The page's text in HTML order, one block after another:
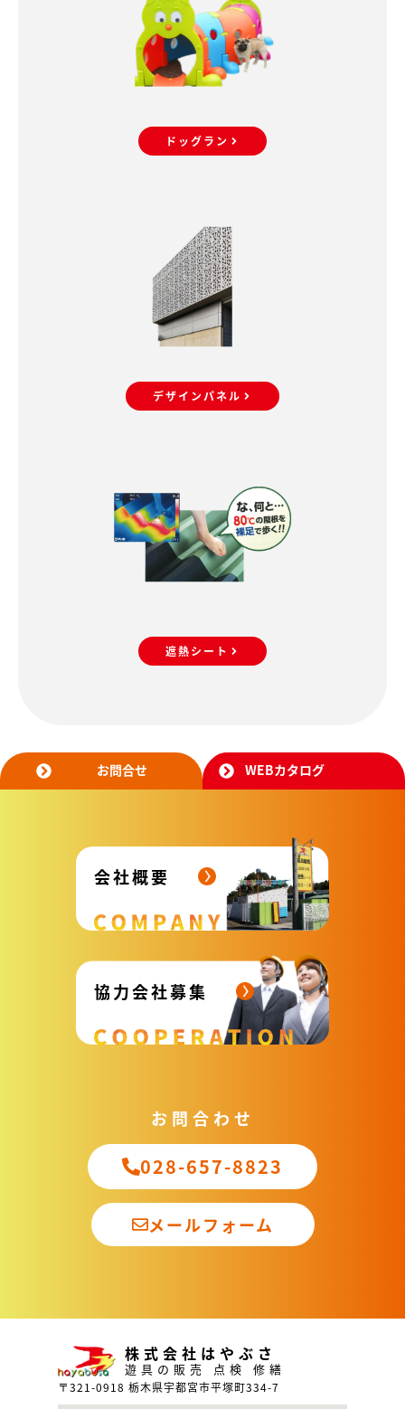
ドッグラン
デザインパネル
遮熱シート
お問合せ WEBカタログ
会社概要
協力会社募集
お問合わせ
028-657-8823
メールフォーム
株式会社はやぶさ
遊具の販売 点検 修繕
〒321-0918 栃木県宇都宮市平塚町334-7